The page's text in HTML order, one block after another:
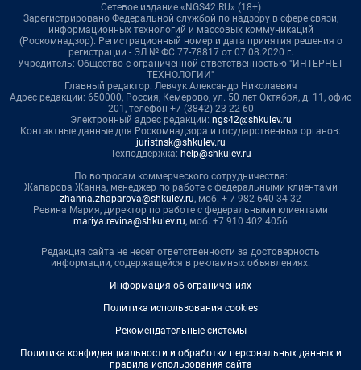
Сетевое издание «NGS42.RU» (18+)
Зарегистрировано Федеральной службой по надзору в сфере связи,
информационных технологий и массовых коммуникаций
(Роскомнадзор). Регистрационный номер и дата принятия решения о
регистрации - ЭЛ № ФС 77-78817 от 07.08.2020 г.
Учредитель: Общество с ограниченной ответственностью "ИНТЕРНЕТ
ТЕХНОЛОГИИ"
Главный редактор: Левчук Александр Николаевич
Адрес редакции: 650000, Россия, Кемерово, ул. 50 лет Октября, д. 11, офис
201, телефон +7 (3842) 23-22-60
Электронный адрес редакции: ngs42@shkulev.ru
Контактные данные для Роскомнадзора и государственных органов:
juristnsk@shkulev.ru
Техподдержка: help@shkulev.ru
По вопросам коммерческого сотрудничества:
Жапарова Жанна, менеджер по работе с федеральными клиентами
zhanna.zhaparova@shkulev.ru, моб. + 7 982 640 34 32
Ревина Мария, директор по работе с федеральными клиентами
mariya.revina@shkulev.ru, моб. +7 910 402 4056
Редакция сайта не несет ответственности за достоверность
информации, содержащейся в рекламных объявлениях.
Информация об ограничениях
Политика использования cookies
Рекомендательные системы
Политика конфиденциальности и обработки персональных данных и
правила использования сайта